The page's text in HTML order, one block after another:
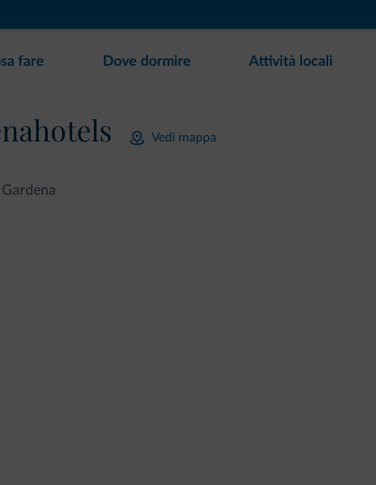
fare Dove dormire Attività locali
Vedi mappa